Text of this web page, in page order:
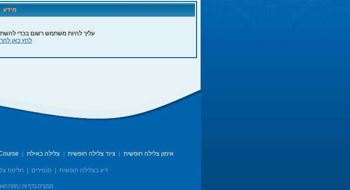
מידע
עליך להיות משתמש רשום בכדי
לחץ כאן
אימון צלילה חופשית | ציוד צלילה חופשית | צלילה באילת |
דיג בצלילה חופשית סנפירים חליפת
מבקרים בדף זה: | מפת